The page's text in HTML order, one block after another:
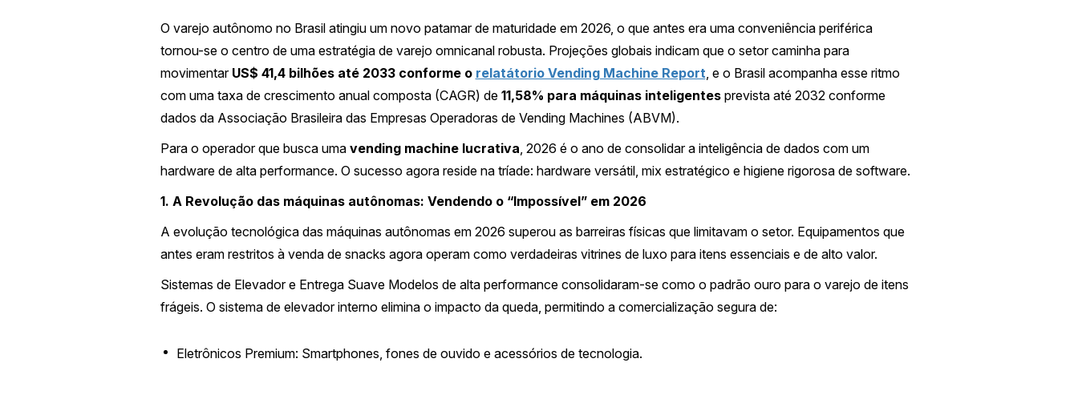
O varejo autônomo no Brasil atingiu um novo patamar de maturidade em 2026, o que antes era uma conveniência periférica
tornou-se o centro de uma estratégia de varejo omnicanal robusta. Projeções globais indicam que o setor caminha para
movimentar US$ 41,4 bilhões até 2033 conforme o relatátorio Vending Machine Report, e o Brasil acompanha esse ritmo
com uma taxa de crescimento anual composta (CAGR) de 11,58% para máquinas inteligentesprevista até 2032 conforme
dados da Associação Brasileira das Empresas Operadoras de Vending Machines (ABVM).
Para o operador que busca uma vending machine lucrativa, 2026 é o ano de consolidar a inteligência de dados com um
hardware de alta performance. O sucesso agora reside na tríade: hardware versátil, mix estratégico e higiene rigorosa de software.
1. A Revolução das máquinas autônomas: Vendendo o “Impossível” em 2026
A evolução tecnológica das máquinas autônomas em 2026 superou as barreiras físicas que limitavam o setor. Equipamentos que
antes eram restritos à venda de snacks agora operam como verdadeiras vitrines de luxo para itens essenciais e de alto valor.
Sistemas de Elevador e Entrega Suave Modelos de alta performance consolidaram-se como o padrão ouro para o varejo de itens
frágeis. O sistema de elevador interno elimina o impacto da queda, permitindo a comercialização segura de:
Eletrônicos Premium: Smartphones, fones de ouvido e acessórios de tecnologia.